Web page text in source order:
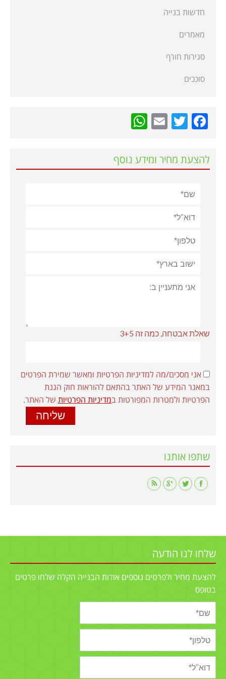
חדשות בנייה
מאמרים
סגירות חורף
סוככים
Facebook
Twitter
Email
להצעת מחיר ומידע נוסף
שאלת אבטחה, כמה זה 3+5
אני מסכים/מה למדיניות הפרטיות ומאשר שמירת הפרטים
במאגר המידע של האתר בהתאם להוראות חוק הגנת
הפרטיות ולמטרות המפורטות במדיניות הפרטיות של האתר.
שתפו אותנו
Find us on:
שלחו לנו הודעה
להצעת מחיר ולפרטים נוספים אודות הבנייה הקלה שלחו פרטים
בטופס